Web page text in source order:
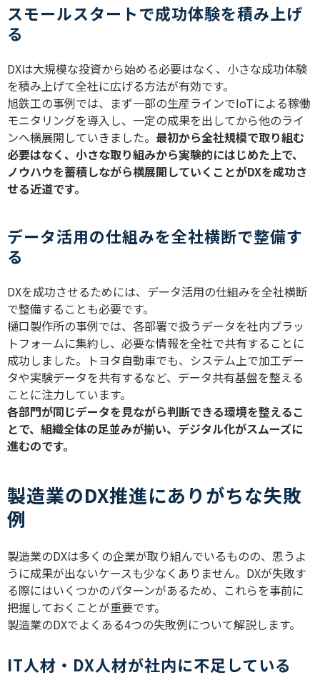
スモールスタートで成功体験を積み上げ
る
DXは大規模な投資から始める必要はなく、小さな成功体験
を積み上げて全社に広げる方法が有効です。
旭鉄工の事例では、まず一部の生産ラインでIoTによる稼働
モニタリングを導入し、一定の成果を出してから他のライ
ンへ横展開していきました。 最初から全社規模で取り組む
必要はなく、小さな取り組みから実験的にはじめた上で、
ノウハウを蓄積しながら横展開していくことがDXを成功さ
せる近道です。
データ活用の仕組みを全社横断で整備す
る
DXを成功させるためには、データ活用の仕組みを全社横断
で整備することも必要です。
樋口製作所の事例では、各部署で扱うデータを社内プラッ
トフォームに集約し、必要な情報を全社で共有することに
成功しました。トヨタ自動車でも、システム上で加工デー
タや実験データを共有するなど、データ共有基盤を整える
ことに注力しています。
各部門が同じデータを見ながら判断できる環境を整えるこ
とで、組織全体の足並みが揃い、デジタル化がスムーズに
進むのです。
製造業のDX推進にありがちな失敗
例
製造業のDXは多くの企業が取り組んでいるものの、思うよ
うに成果が出ないケースも少なくありません。 DXが失敗す
る際にはいくつかのパターンがあるため、これらを事前に
把握しておくことが重要です。
製造業のDXでよくある4つの失敗例について解説します。
IT人材・DX人材が社内に不足している